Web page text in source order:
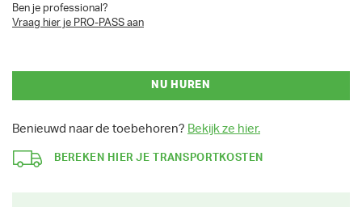
Ben je professional?
Vraag hier je PRO-PASS aan
NU HUREN
Benieuwd naar de toebehoren? Bekijk ze hier.
BEREKEN HIER JE TRANSPORTKOSTEN